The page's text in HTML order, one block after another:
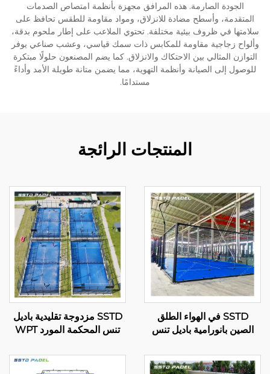
الجودة الصارمة. هذه المرافق مجهزة بأنظمة امتصاص الصدمات
المتقدمة، وأسطح مضادة للانزلاق، ومواد مقاومة للطقس تحافظ على
سلامتها في ظروف بيئية مختلفة. تحتوي الملاعب على إطار ملحوم بدقة،
وألواح زجاجية مقاومة للمكابس ذات سمك قياسي، وعشب صناعي يوفر
التوازن المثالي بين الاحتكاك والانزلاق. كما يضم المصنعون حلولًا مبتكرة
للوصول إلى الصيانة وأنظمة التهوية، مما يضمن متانة طويلة الأمد وأداءً
مستدامًا.
المنتجات الرائجة
SSTD في الهواء الطلق
الصين بانورامية باديل تنس
المحكمة الكلاسيكية باديل
تقنية متقدمة لنادي باديل
SSTD مزدوجة تقليدية باديل
تنس المحكمة المورد WPT
الكلاسيكية في الهواء الطلق
باديل 002